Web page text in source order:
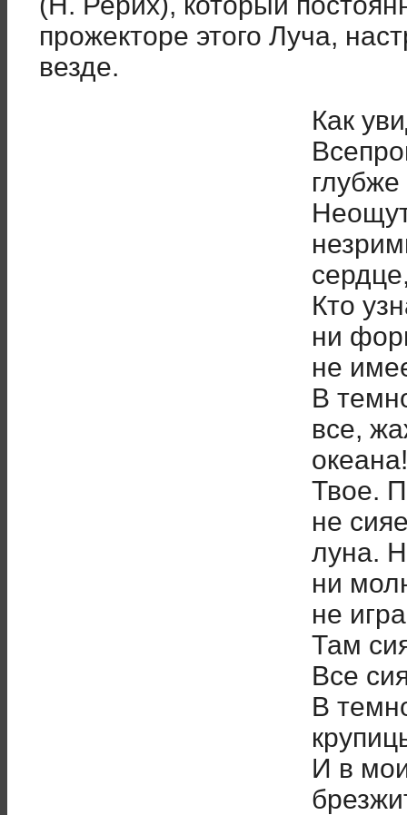
прожекторе этого Луча,
везде.
Как
Кто
ни
не
В
все,
Твое.
не
луна.
ни
не
Там
Все
В
И в